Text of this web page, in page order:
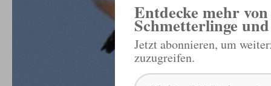
Entdecke mehr
Schmetterlinge
Jetzt abonnieren, um
zuzugreifen.
Gib deine E-Mail-Adresse ein ...